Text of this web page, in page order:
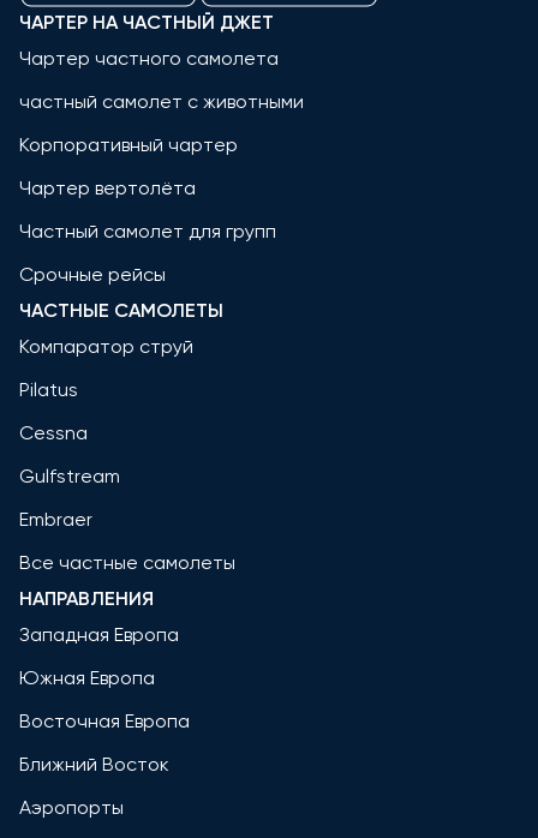
ЧАРТЕР НА ЧАСТНЫЙ ДЖЕТ
Чартер частного самолета
частный самолет с животными
Корпоративный чартер
Чартер вертолёта
Частный самолет для групп
Срочные рейсы
ЧАСТНЫЕ САМОЛЕТЫ
Компаратор струй
Pilatus
Cessna
Gulfstream
Embraer
Все частные самолеты
НАПРАВЛЕНИЯ
Западная Европа
Южная Европа
Восточная Европа
Ближний Восток
Аэропорты